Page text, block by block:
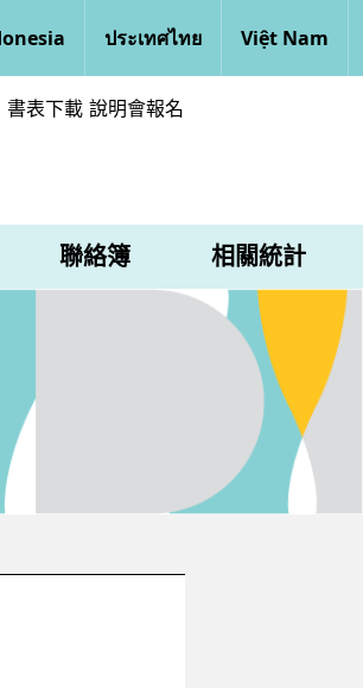
ประเทศไทย Việt Nam
書表下載 說明會報名
聯絡簿 相關統計